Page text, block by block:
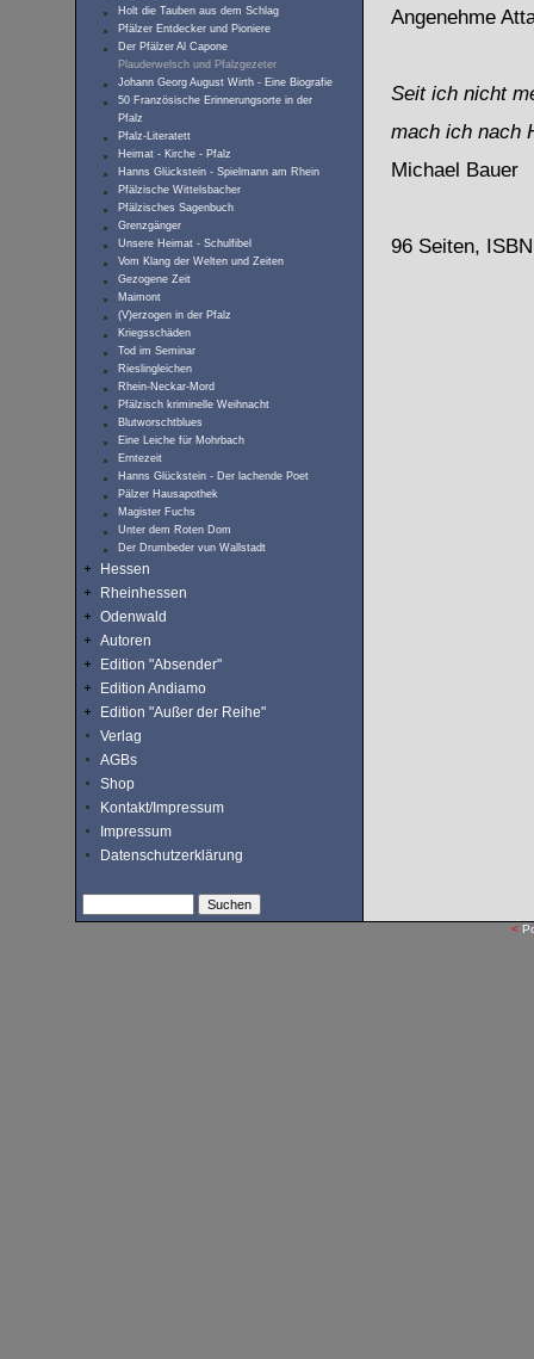
Holt die Tauben aus dem Schlag
Pfälzer Entdecker und Pioniere
Der Pfälzer Al Capone
Plauderwelsch und Pfalzgezeter
Johann Georg August Wirth - Eine Biografie
50 Französische Erinnerungsorte in der
Pfalz
Pfalz-Literatett
Heimat - Kirche - Pfalz
Hanns Glückstein - Spielmann am Rhein
Pfälzische Wittelsbacher
Pfälzisches Sagenbuch
Grenzgänger
Unsere Heimat - Schulfibel
Vom Klang der Welten und Zeiten
Gezogene Zeit
Maimont
(V)erzogen in der Pfalz
Kriegsschäden
Tod im Seminar
Rieslingleichen
Rhein-Neckar-Mord
Pfälzisch kriminelle Weihnacht
Blutworschtblues
Eine Leiche für Mohrbach
Erntezeit
Hanns Glückstein - Der lachende Poet
Pälzer Hausapothek
Magister Fuchs
Unter dem Roten Dom
Der Drumbeder vun Wallstadt
Hessen
Rheinhessen
Odenwald
Autoren
Edition "Absender"
Edition Andiamo
Edition "Außer der Reihe"
Verlag
AGBs
Shop
Kontakt/Impressum
Impressum
Datenschutzerklärung
Angenehme
Seit ich nicht
mach ich nach
Michael Bauer
96 Seiten,
<